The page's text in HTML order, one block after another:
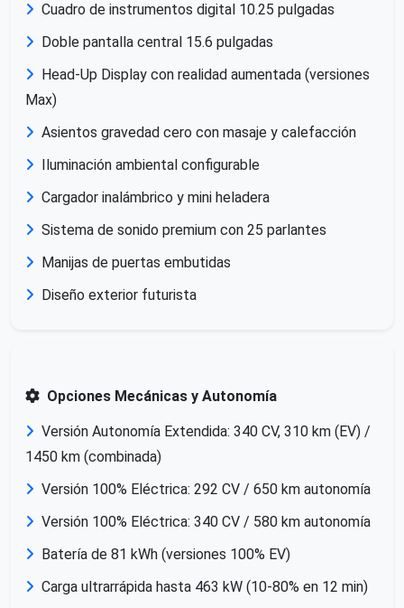
Cuadro de instrumentos digital 10.25 pulgadas
Doble pantalla central 15.6 pulgadas
Head-Up Display con realidad aumentada (versiones
Max)
Asientos gravedad cero con masaje y calefacción
Iluminación ambiental configurable
Cargador inalámbrico y mini heladera
Sistema de sonido premium con 25 parlantes
Manijas de puertas embutidas
Diseño exterior futurista
Opciones Mecánicas y Autonomía
Versión Autonomía Extendida: 340 CV, 310 km (EV) /
1450 km (combinada)
Versión 100% Eléctrica: 292 CV / 650 km autonomía
Versión 100% Eléctrica: 340 CV / 580 km autonomía
Batería de 81 kWh (versiones 100% EV)
Carga ultrarrápida hasta 463 kW (10-80% en 12 min)